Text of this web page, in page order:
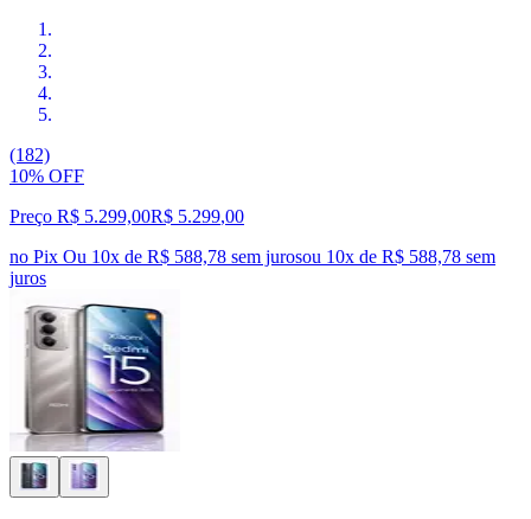
(182)
10% OFF
Preço R$ 5.299,00R$ 5.299,00
no Pix Ou 10x de R$ 588,78 sem jurosou 10x de R$ 588,78 sem
juros